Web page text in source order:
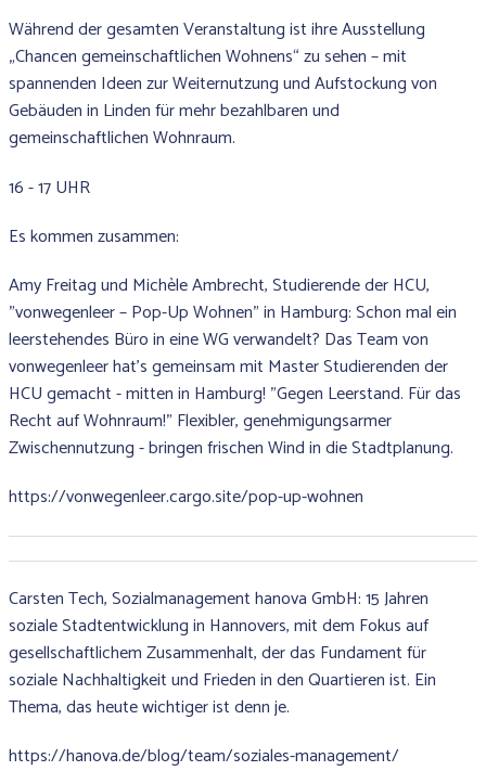
Während der gesamten Veranstaltung ist ihre Ausstellung
„Chancen gemeinschaftlichen Wohnens“ zu sehen – mit
spannenden Ideen zur Weiternutzung und Aufstockung von
Gebäuden in Linden für mehr bezahlbaren und
gemeinschaftlichen Wohnraum.
16 - 17 UHR
Es kommen zusammen:
Amy Freitag und Michèle Ambrecht, Studierende der HCU,
"vonwegenleer – Pop-Up Wohnen" in Hamburg: Schon mal ein
leerstehendes Büro in eine WG verwandelt? Das Team von
vonwegenleer hat’s gemeinsam mit Master Studierenden der
HCU gemacht - mitten in Hamburg! "Gegen Leerstand. Für das
Recht auf Wohnraum!" Flexibler, genehmigungsarmer
Zwischennutzung - bringen frischen Wind in die Stadtplanung.
https://vonwegenleer.cargo.site/pop-up-wohnen
Carsten Tech, Sozialmanagement hanova GmbH: 15 Jahren
soziale Stadtentwicklung in Hannovers, mit dem Fokus auf
gesellschaftlichem Zusammenhalt, der das Fundament für
soziale Nachhaltigkeit und Frieden in den Quartieren ist. Ein
Thema, das heute wichtiger ist denn je.
https://hanova.de/blog/team/soziales-management/